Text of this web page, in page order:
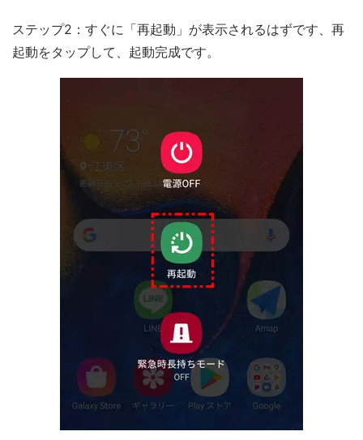
ステップ2：すぐに「再起動」が表示されるはずです、再
起動をタップして、起動完成です。